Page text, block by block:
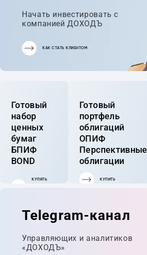
Начать инвестировать с
компанией ДОХОДЪ
КАК СТАТЬ КЛИЕНТОМ
Готовый
набор
ценных
бумаг
БПИФ
BOND
КУПИТЬ
Готовый
портфель
облигаций
ОПИФ
Перспективные
облигации
КУПИТЬ
Telegram-канал
Управляющих и аналитиков
«ДОХОДЪ»